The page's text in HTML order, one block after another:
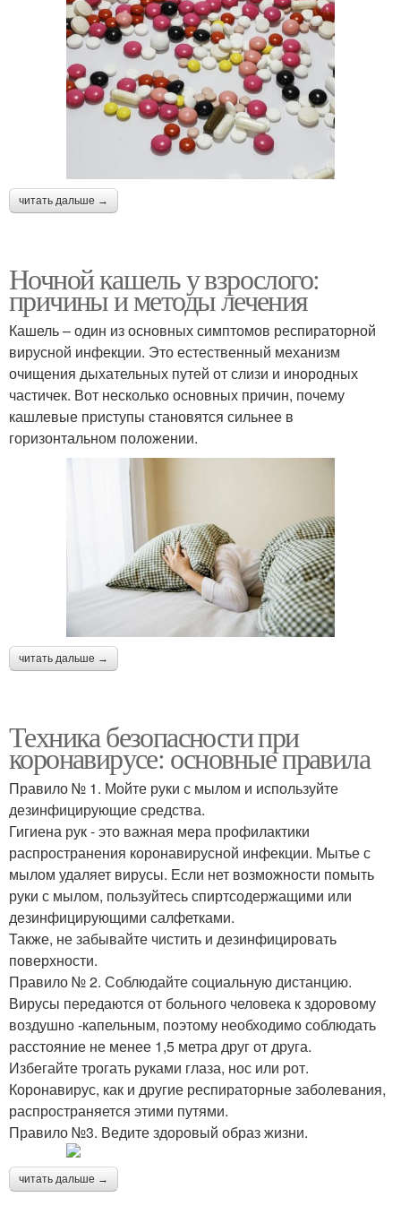
читать дальше →
Ночной кашель у взрослого:
причины и методы лечения
Кашель – один из основных симптомов респираторной
вирусной инфекции. Это естественный механизм
очищения дыхательных путей от слизи и инородных
частичек. Вот несколько основных причин, почему
кашлевые приступы становятся сильнее в
горизонтальном положении.
читать дальше →
Техника безопасности при
коронавирусе: основные правила
Правило № 1. Мойте руки с мылом и используйте
дезинфицирующие средства.
Гигиена рук - это важная мера профилактики
распространения коронавирусной инфекции. Мытье с
мылом удаляет вирусы. Если нет возможности помыть
руки с мылом, пользуйтесь спиртсодержащими или
дезинфицирующими салфетками.
Также, не забывайте чистить и дезинфицировать
поверхности.
Правило № 2. Соблюдайте социальную дистанцию.
Вирусы передаются от больного человека к здоровому
воздушно -капельным, поэтому необходимо соблюдать
расстояние не менее 1,5 метра друг от друга.
Избегайте трогать руками глаза, нос или рот.
Коронавирус, как и другие респираторные заболевания,
распространяется этими путями.
Правило №3. Ведите здоровый образ жизни.
читать дальше →